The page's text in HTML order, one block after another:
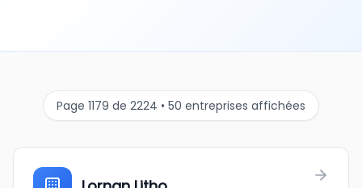
Page 1179 de 2224 • 50 entreprises affichées